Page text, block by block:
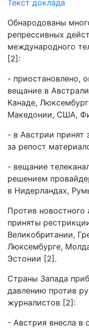
Текст доклада
Обнародованы
репрессивных
международного
[2]:
- приостановлено,
вещание в
Канаде,
Македонии, США,
- в Австрии принят
за репост
- вещание
решением
в Нидерландах,
Против новостного
приняты
Великобритании,
Люксембурге,
Эстонии [2].
Страны Запада
давлению против
журналистов [2]:
- Австрия внесла в